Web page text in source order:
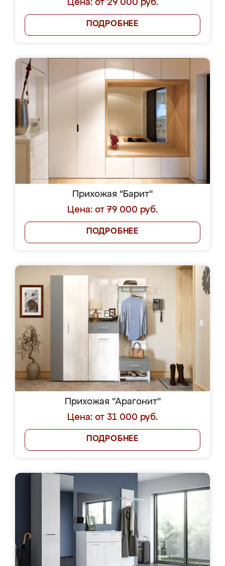
Цена: от 29 000 руб.
ПОДРОБНЕЕ
Прихожая "Барит"
Цена: от 79 000 руб.
ПОДРОБНЕЕ
Прихожая "Арагонит"
Цена: от 31 000 руб.
ПОДРОБНЕЕ